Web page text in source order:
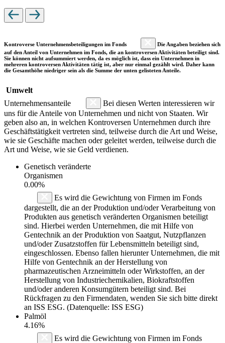
Kontroverse Unternehmensbeteiligungen im Fonds
Die Angaben beziehen sich
auf den Anteil von Unternehmen im Fonds, die an kontroversen Aktivitäten beteiligt sind.
Sie können nicht aufsummiert werden, da es möglich ist, dass ein Unternehmen in
mehreren kontroversen Aktivitäten tätig ist, aber nur einmal gezählt wird. Daher kann
die Gesamthöhe niedriger sein als die Summe der unten gelisteten Anteile.
Umwelt
Unternehmensanteile
Bei diesen Werten interessieren wir
uns für die Anteile von Unternehmen und nicht von Staaten. Wir
geben also an, in welchen Kontroversen Unternehmen durch ihre
Geschäftstätigkeit vertreten sind, teilweise durch die Art und Weise,
wie sie Geschäfte machen oder geleitet werden, teilweise durch die
Art und Weise, wie sie Geld verdienen.
Genetisch veränderte
Organismen
0.00%
Es wird die Gewichtung von Firmen im Fonds
dargestellt, die an der Produktion und/oder Verarbeitung von
Produkten aus genetisch veränderten Organismen beteiligt
sind. Hierbei werden Unternehmen, die mit Hilfe von
Gentechnik an der Produktion von Saatgut, Nutzpflanzen
und/oder Zusatzstoffen für Lebensmitteln beteiligt sind,
eingeschlossen. Ebenso fallen hierunter Unternehmen, die mit
Hilfe von Gentechnik an der Herstellung von
pharmazeutischen Arzneimitteln oder Wirkstoffen, an der
Herstellung von Industriechemikalien, Biokraftstoffen
und/oder anderen Konsumgütern beteiligt sind. Bei
Rückfragen zu den Firmendaten, wenden Sie sich bitte direkt
an ISS ESG. (Datenquelle: ISS ESG)
Palmöl
4.16%
Es wird die Gewichtung von Firmen im Fonds